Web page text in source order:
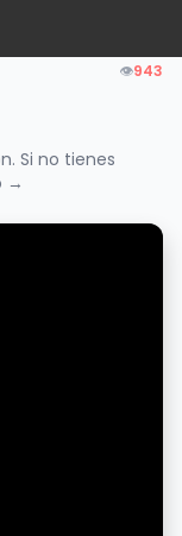
👁️943
Si no tienes
→